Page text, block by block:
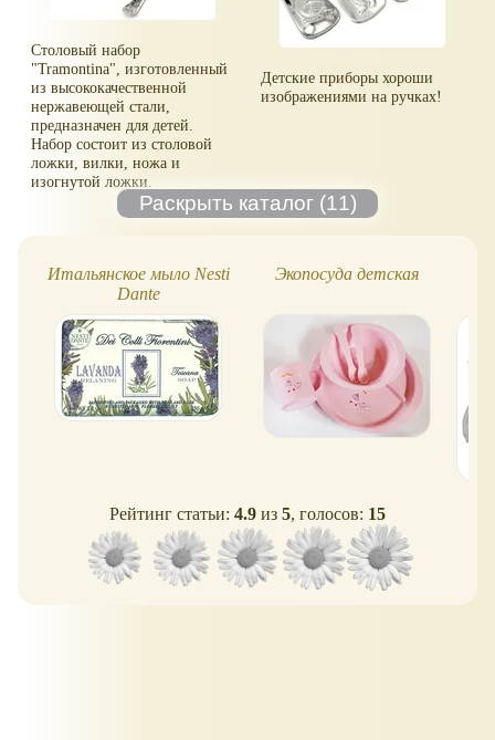
Столовый набор
"Tramontina", изготовленный
из высококачественной
нержавеющей стали,
предназначен для детей.
Набор состоит из столовой
ложки, вилки, ножа и
изогнутой ложки.
Детские приборы хороши
изображениями на ручках!
Итальянское мыло Nesti
Dante
Экопосуда детская
Рейтинг статьи: 4.9 из 5, голосов: 15